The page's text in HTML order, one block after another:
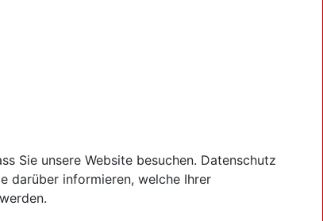
Sie unsere Website besuchen. Datenschutz
darüber informieren, welche Ihrer